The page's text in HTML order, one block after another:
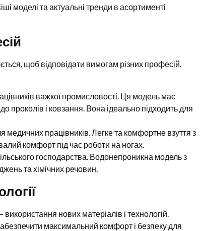
моделі та актуальні тренди в асортименті
щоб відповідати вимогам різних професій.
важкої промисловості. Ця модель має
проколів і ковзання. Вона ідеально підходить для
працівників. Легке та комфортне взуття з
комфорт під час роботи на ногах.
господарства. Водонепроникна модель з
та хімічних речовин.
нових матеріалів і технологій.
максимальний комфорт і безпеку для